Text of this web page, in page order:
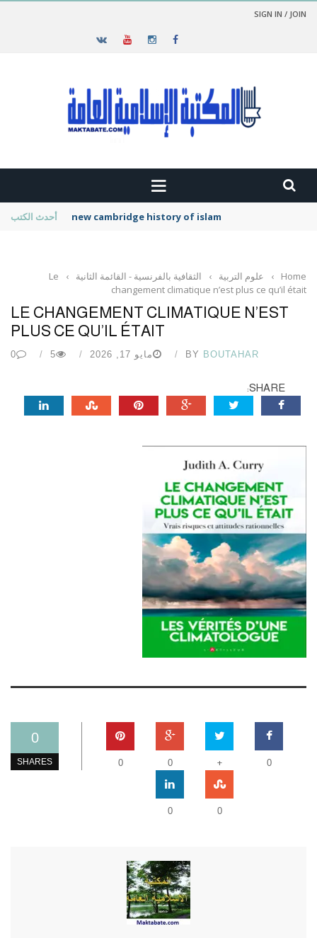
SIGN IN / JOIN
أحدث الكتب new cambridge history of islam
Home
› علوم التربية › الثقافية بالفرنسية - القائمة الثانية ›
Le
changement climatique n’est plus ce qu’il était
LE CHANGEMENT CLIMATIQUE N’EST
PLUS CE QU’IL ÉTAIT
BY BOUTAHAR مايو 17, 2026 5
0
SHARE:
0
SHARES 0
+
0
0
0
0